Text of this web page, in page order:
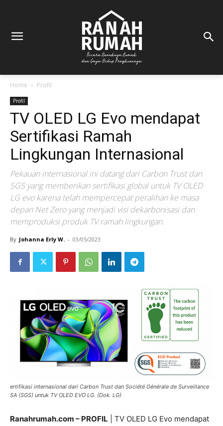
Home Profil
Profil
TV OLED LG Evo mendapat
Sertifikasi Ramah
Lingkungan Internasional
Pekauan internasional ini datang dari Carbon Trust dan
SGS yang memberikan sertifikasi global untuk TV OLED
LG evo karena telah mempercepat peralihan ke masa
depan Net Zero yang menjadi visi dekarbonisasi dan
memproduksi produk TV ramah lingkungan.
By Johanna Erly W. - 03/05/2023
ertifikasi internasional dari Carbon Trust dan Société Générale de Surveillance
SA (SGS) untuk TV OLED EVO LG. (Dok. LG)
Ranahrumah.com – PROFIL | TV OLED LG Evo mendapat